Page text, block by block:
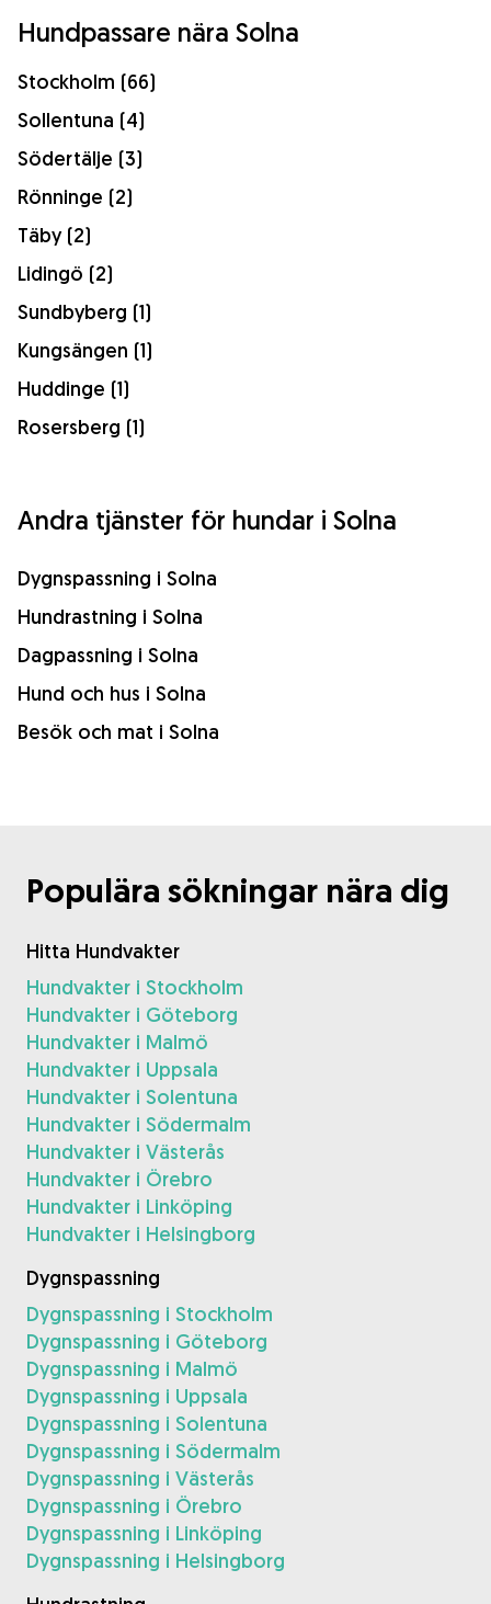
Hundpassare nära Solna
Stockholm (66)
Sollentuna (4)
Södertälje (3)
Rönninge (2)
Täby (2)
Lidingö (2)
Sundbyberg (1)
Kungsängen (1)
Huddinge (1)
Rosersberg (1)
Andra tjänster för hundar i Solna
Dygnspassning i Solna
Hundrastning i Solna
Dagpassning i Solna
Hund och hus i Solna
Besök och mat i Solna
Populära sökningar nära dig
Hitta Hundvakter
Hundvakter i Stockholm
Hundvakter i Göteborg
Hundvakter i Malmö
Hundvakter i Uppsala
Hundvakter i Solentuna
Hundvakter i Södermalm
Hundvakter i Västerås
Hundvakter i Örebro
Hundvakter i Linköping
Hundvakter i Helsingborg
Dygnspassning
Dygnspassning i Stockholm
Dygnspassning i Göteborg
Dygnspassning i Malmö
Dygnspassning i Uppsala
Dygnspassning i Solentuna
Dygnspassning i Södermalm
Dygnspassning i Västerås
Dygnspassning i Örebro
Dygnspassning i Linköping
Dygnspassning i Helsingborg